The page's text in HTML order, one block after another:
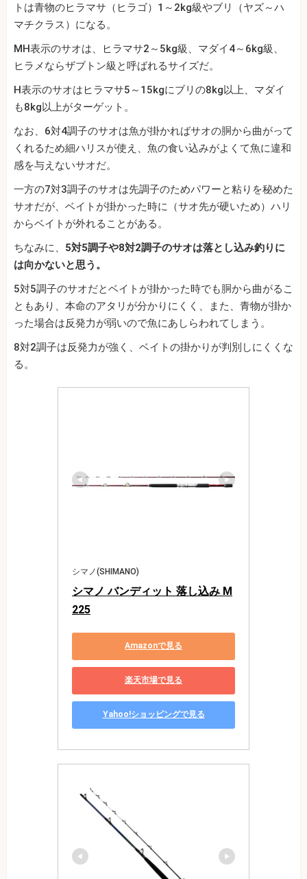
トは青物のヒラマサ（ヒラゴ）1～2kg級やブリ（ヤズ～ハ
マチクラス）になる。
MH表示のサオは、ヒラマサ2～5kg級、マダイ4～6kg級、
ヒラメならザブトン級と呼ばれるサイズだ。
H表示のサオはヒラマサ5～15kgにブリの8kg以上、マダイ
も8kg以上がターゲット。
なお、6対4調子のサオは魚が掛かればサオの胴から曲がって
くれるため細ハリスが使え、魚の食い込みがよくて魚に違和
感を与えないサオだ。
一方の7対3調子のサオは先調子のためパワーと粘りを秘めた
サオだが、ベイトが掛かった時に（サオ先が硬いため）ハリ
からベイトが外れることがある。
ちなみに、 5対5調子や8対2調子のサオは落とし込み釣りに
は向かないと思う。
5対5調子のサオだとベイトが掛かった時でも胴から曲がるこ
ともあり、本命のアタリが分かりにくく、また、青物が掛か
った場合は反発力が弱いので魚にあしらわれてしまう。
8対2調子は反発力が強く、ベイトの掛かりが判別しにくくな
る。
シマノ(SHIMANO)
シマノ バンディット 落し込み M
225
Amazonで見る
楽天市場で見る
Yahoo!ショッピングで見る